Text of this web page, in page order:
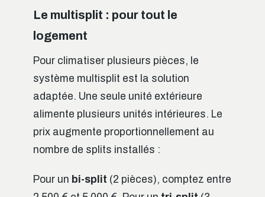
Le multisplit : pour tout le
logement
Pour climatiser plusieurs pièces, le
système multisplit est la solution
adaptée. Une seule unité extérieure
alimente plusieurs unités intérieures. Le
prix augmente proportionnellement au
nombre de splits installés :
Pour un bi-split (2 pièces), comptez entre